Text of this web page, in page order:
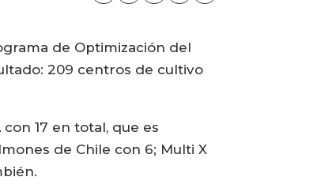
de Optimización del
209 centros de cultivo
17 en total, que es
de Chile con 6; Multi X